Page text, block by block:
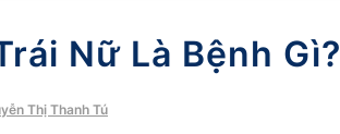
Nữ Là Bệnh Gì?
Thị Thanh Tú